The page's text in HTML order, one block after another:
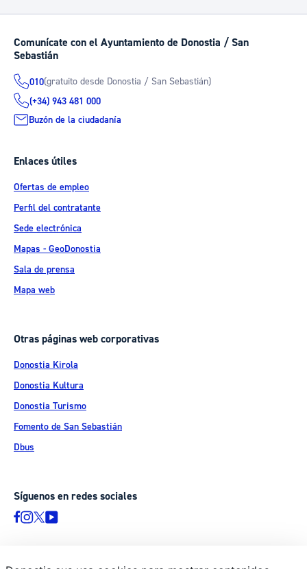
Comunícate con el Ayuntamiento de Donostia / San
Sebastián
010(gratuito desde Donostia / San Sebastián)
(+34) 943 481 000
Buzón de la ciudadanía
Enlaces útiles
Ofertas de empleo
Perfil del contratante
Sede electrónica
Mapas - GeoDonostia
Sala de prensa
Mapa web
Otras páginas web corporativas
Donostia Kirola
Donostia Kultura
Donostia Turismo
Fomento de San Sebastián
Dbus
Síguenos en redes sociales